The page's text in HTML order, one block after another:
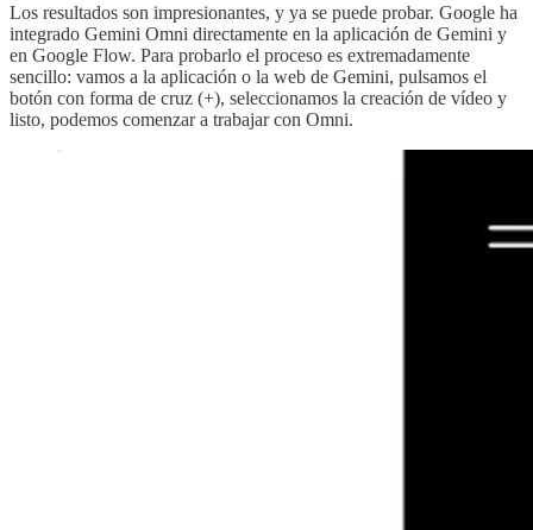
Los resultados son impresionantes, y ya se puede probar. Google ha
integrado Gemini Omni directamente en la aplicación de Gemini y
en Google Flow. Para probarlo el proceso es extremadamente
sencillo: vamos a la aplicación o la web de Gemini, pulsamos el
botón con forma de cruz (+), seleccionamos la creación de vídeo y
listo, podemos comenzar a trabajar con Omni.